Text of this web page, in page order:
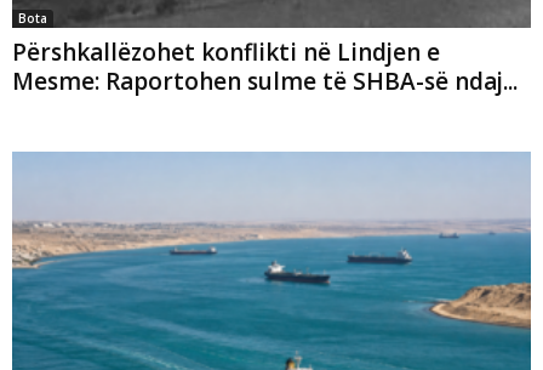
Bota
Përshkallëzohet konflikti në Lindjen e
Mesme: Raportohen sulme të SHBA-së ndaj...